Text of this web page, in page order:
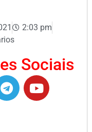
2:03 pm
Sociais